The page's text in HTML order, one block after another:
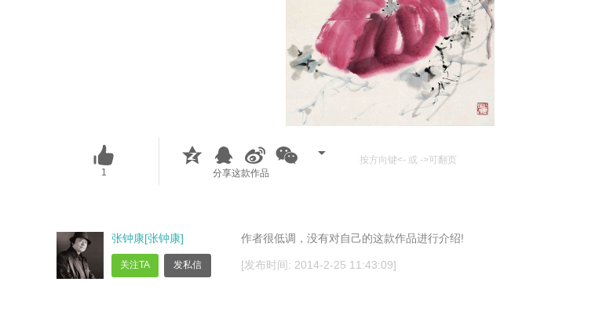
1 分享这款作品
按方向键<- 或 ->可翻页
作者很低调，没有对自己的这款作品进行介绍!
[发布时间: 2014-2-25 11:43:09]
张钟康[张钟康]
关注TA 发私信